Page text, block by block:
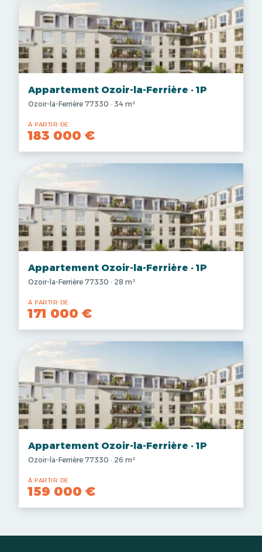
Appartement Ozoir-la-Ferrière · 1P
Ozoir-la-Ferrière 77330 · 34 m²
À PARTIR DE
183 000 €
Appartement Ozoir-la-Ferrière · 1P
Ozoir-la-Ferrière 77330 · 28 m²
À PARTIR DE
171 000 €
Appartement Ozoir-la-Ferrière · 1P
Ozoir-la-Ferrière 77330 · 26 m²
À PARTIR DE
159 000 €